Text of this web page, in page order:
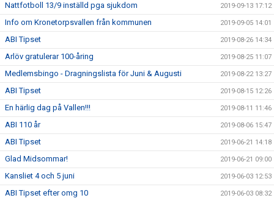
Nattfotboll 13/9 inställd pga sjukdom 2019-09-13 17:12
Info om Kronetorpsvallen från kommunen 2019-09-05 14:01
ABI Tipset 2019-08-26 14:34
Arlöv gratulerar 100-åring 2019-08-25 11:07
Medlemsbingo - Dragningslista för Juni & Augusti 2019-08-22 13:27
ABI Tipset 2019-08-15 12:26
En härlig dag på Vallen!!! 2019-08-11 11:46
ABI 110 år 2019-08-06 15:47
ABI Tipset 2019-06-21 14:18
Glad Midsommar! 2019-06-21 09:00
Kansliet 4 och 5 juni 2019-06-03 12:53
ABI Tipset efter omg 10 2019-06-03 08:32